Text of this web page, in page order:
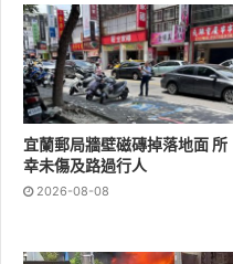
230米的華麗蛇形燈飾，
流動如水，令「金蛇光廊
其蜿蜒盤旋的蛇形燈飾象
宜蘭郵局牆壁磁磚掉落地面 所
幸未傷及路過行人
2026-08-08